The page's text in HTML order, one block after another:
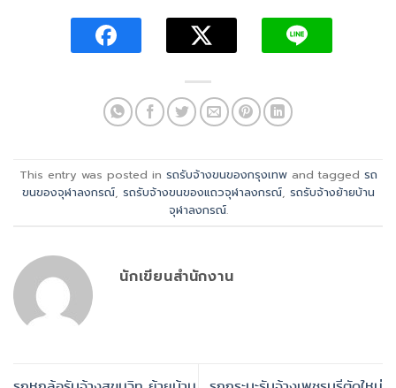
This entry was posted in รถรับจ้างขนของกรุงเทพand tagged รถ
ขนของจุฬาลงกรณ์, รถรับจ้างขนของแถวจุฬาลงกรณ์, รถรับจ้างย้ายบ้าน
จุฬาลงกรณ์.
นักเขียนสำนักงาน